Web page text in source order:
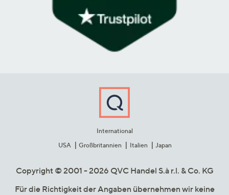
International
USA
Großbritannien Italien Japan
Copyright © 2001 - 2026 QVC Handel S.à r.l. & Co. KG
Für die Richtigkeit der Angaben übernehmen wir keine